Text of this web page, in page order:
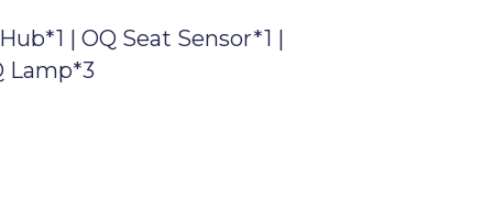
| OQ Seat Sensor*1 |
Lamp*3